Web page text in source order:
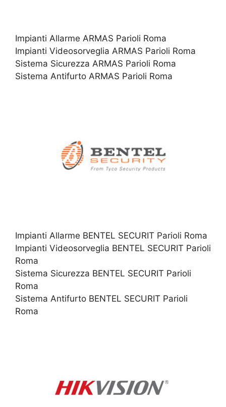
Impianti Allarme ARMAS Parioli Roma
Impianti Videosorveglia ARMAS Parioli Roma
Sistema Sicurezza ARMAS Parioli Roma
Sistema Antifurto ARMAS Parioli Roma
Impianti Allarme BENTEL SECURIT Parioli Roma
Impianti Videosorveglia BENTEL SECURIT Parioli
Roma
Sistema Sicurezza BENTEL SECURIT Parioli
Roma
Sistema Antifurto BENTEL SECURIT Parioli
Roma